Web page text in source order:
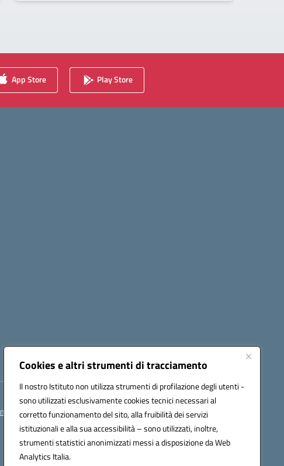
Cookies e altri strumenti di tracciamento
Il nostro Istituto non utilizza strumenti di profilazione degli utenti -
sono utilizzati esclusivamente cookies tecnici necessari al
corretto funzionamento del sito, alla fruibilità dei servizi
istituzionali e alla sua accessibilità – sono utilizzati, inoltre,
strumenti statistici anonimizzati messi a disposizione da Web
Analytics Italia.
App Store Play Store
Seguici su:
mepc060006@pec.istruzione.it